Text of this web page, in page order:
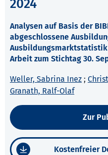
2024
Analysen auf Basis der
abgeschlossene
Arbeit zum Stichtag 30.
Weller, Sabrina Inez ;
Granath, Ralf-Olaf
Zur
Kostenfreier